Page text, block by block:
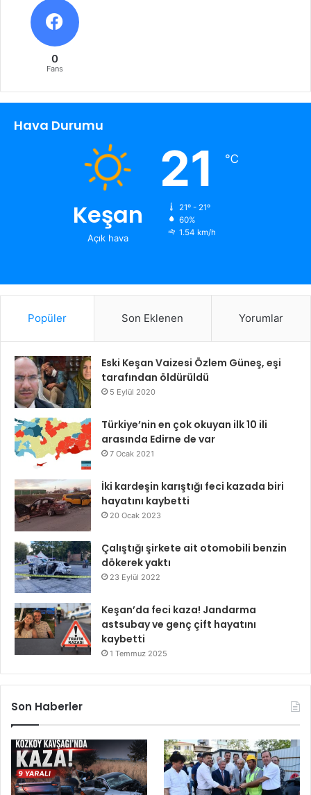
0
Fans
Hava Durumu
Keşan
Açık hava
21 ℃
21º - 21º
60%
1.54 km/h
Popüler Son Eklenen Yorumlar
Eski Keşan Vaizesi Özlem Güneş, eşi
tarafından öldürüldü
5 Eylül 2020
Türkiye’nin en çok okuyan ilk 10 ili
arasında Edirne de var
7 Ocak 2021
İki kardeşin karıştığı feci kazada biri
hayatını kaybetti
20 Ocak 2023
Çalıştığı şirkete ait otomobili benzin
dökerek yaktı
23 Eylül 2022
Keşan’da feci kaza! Jandarma
astsubay ve genç çift hayatını
kaybetti
1 Temmuz 2025
Son Haberler